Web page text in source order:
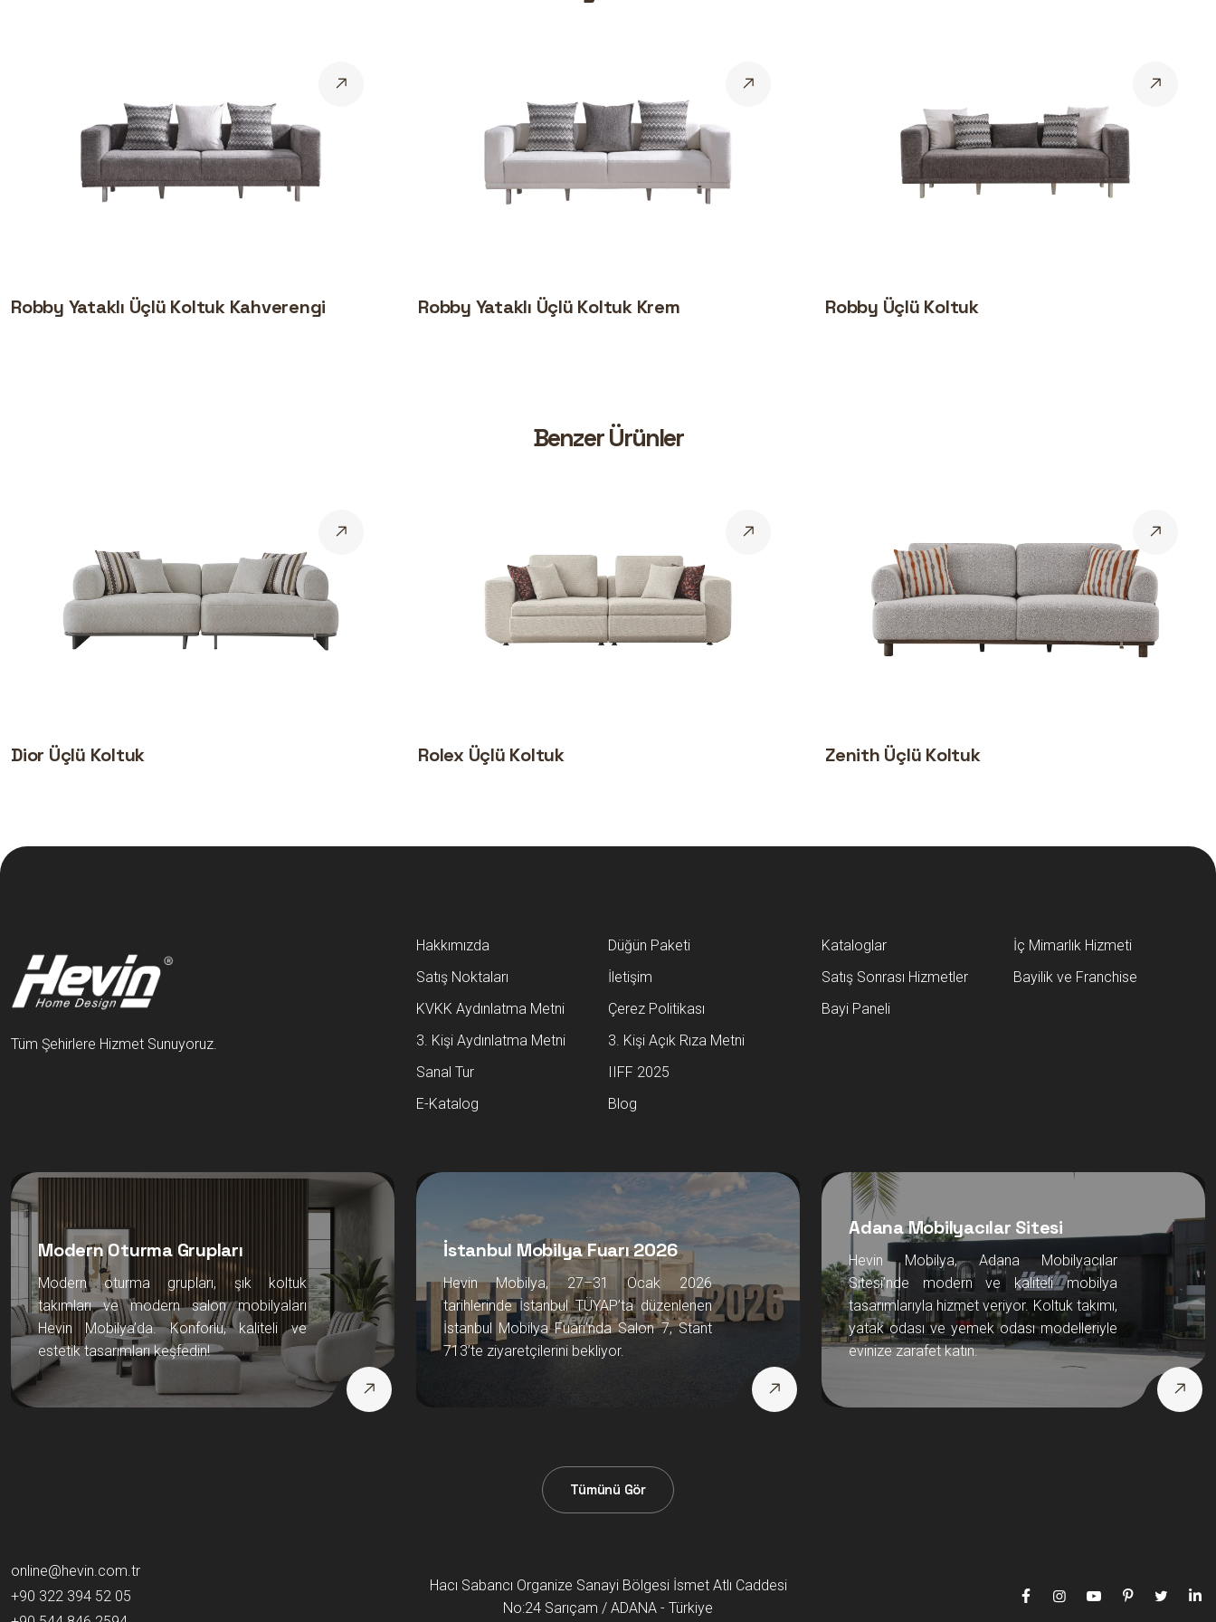
Robby Yataklı Üçlü Koltuk Kahverengi Robby Yataklı Üçlü Koltuk Krem Robby Üçlü Koltuk
Benzer Ürünler
Dior Üçlü Koltuk Rolex Üçlü Koltuk Zenith Üçlü Koltuk
Tüm Şehirlere Hizmet Sunuyoruz.
Hakkımızda
Düğün Paketi
Satış Noktaları
İletişim
KVKK Aydınlatma Metni
Çerez Politikası
3. Kişi Aydınlatma Metni
3. Kişi Açık Rıza Metni
Sanal Tur
IIFF 2025
E-Katalog
Blog
Kataloglar
İç Mimarlık Hizmeti
Satış Sonrası Hizmetler
Bayilik ve Franchise
Bayi Paneli
Modern Oturma Grupları
Modern oturma grupları, şık koltuk
takımları ve modern salon mobilyaları
Hevin Mobilya’da. Konforlu, kaliteli ve
estetik tasarımları keşfedin!
İstanbul Mobilya Fuarı 2026
Hevin Mobilya, 27–31 Ocak 2026
tarihlerinde İstanbul TÜYAP’ta düzenlenen
İstanbul Mobilya Fuarı’nda Salon 7, Stant
713’te ziyaretçilerini bekliyor.
Adana Mobilyacılar Sitesi
Hevin Mobilya, Adana Mobilyacılar
Sitesi’nde modern ve kaliteli mobilya
tasarımlarıyla hizmet veriyor. Koltuk takımı,
yatak odası ve yemek odası modelleriyle
evinize zarafet katın.
Tümünü Gör
online@hevin.com.tr
+90 322 394 52 05
Hacı Sabancı Organize Sanayi Bölgesi İsmet Atlı Caddesi
No:24 Sarıçam / ADANA - Türkiye